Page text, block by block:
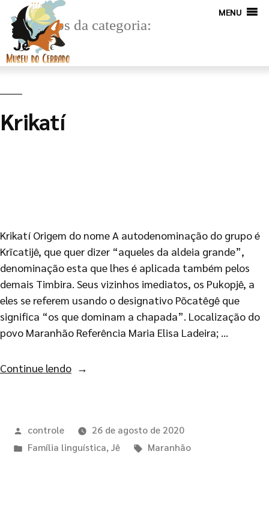
MENU
Arquivos da categoria:
Jê
Krikatí
Krikatí Origem do nome A autodenominação do grupo é
Krĩcatijê, que quer dizer “aqueles da aldeia grande”,
denominação esta que lhes é aplicada também pelos
demais Timbira. Seus vizinhos imediatos, os Pukopjê, a
eles se referem usando o designativo Põcatêgê que
significa “os que dominam a chapada”. Localização do
povo Maranhão Referência Maria Elisa Ladeira; …
Continue lendo
controle
26 de agosto de 2020
Família linguística, Jê Maranhão